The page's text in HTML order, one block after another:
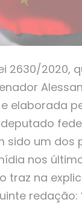
2630/2020,
e elaborada
deputado
sido um dos
nos
traz na
redação: